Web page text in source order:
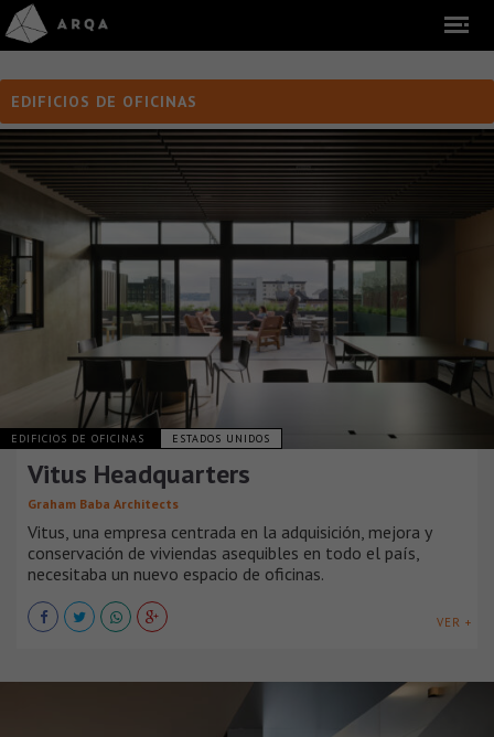
EDIFICIOS DE OFICINAS
EDIFICIOS DE OFICINAS ESTADOS UNIDOS
Vitus Headquarters
Graham Baba Architects
Vitus, una empresa centrada en la adquisición, mejora y
conservación de viviendas asequibles en todo el país,
necesitaba un nuevo espacio de oficinas.
VER +